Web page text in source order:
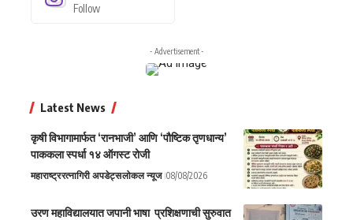
Follow
- Advertisement -
Latest News
कृषी विभागामार्फत ‘रानभाजी’ आणि ‘पौष्टिक तृणधान्य’
पाककला स्पर्धा १४ ऑगस्ट रोजी
महाराष्ट्ररत्नागिरी अपडेट्सलोकल न्यूज 08/08/2026
उरण महाविद्यालयात जपानी भाषा प्रशिक्षणाची सुरुवात